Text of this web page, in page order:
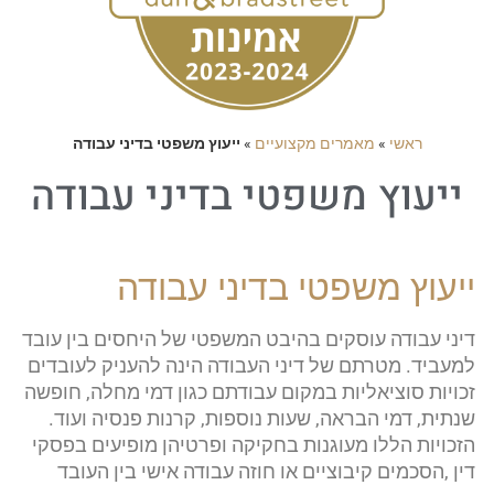
ראשי » מאמרים מקצועיים » ייעוץ משפטי בדיני עבודה
ייעוץ משפטי בדיני עבודה
ייעוץ משפטי בדיני עבודה
דיני עבודה עוסקים בהיבט המשפטי של היחסים בין עובד
למעביד. מטרתם של דיני העבודה הינה להעניק לעובדים
זכויות סוציאליות במקום עבודתם כגון דמי מחלה, חופשה
שנתית, דמי הבראה, שעות נוספות, קרנות פנסיה ועוד.
הזכויות הללו מעוגנות בחקיקה ופרטיהן מופיעים בפסקי
דין ,הסכמים קיבוציים או חוזה עבודה אישי בין העובד